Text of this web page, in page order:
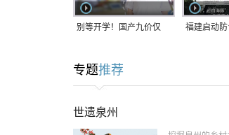
别等开学！国产九价仅
紧打
福建启动
专题推荐
世遗泉州